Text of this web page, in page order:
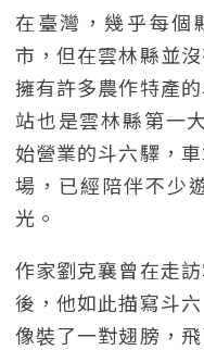
在臺灣，幾乎每個
市，但在雲林縣並
擁有許多農作特產
站也是雲林縣第一
始營業的斗六驛，
場，已經陪伴不少
光。
作家劉克襄曾在走
後，他如此描寫斗
像裝了一對翅膀，